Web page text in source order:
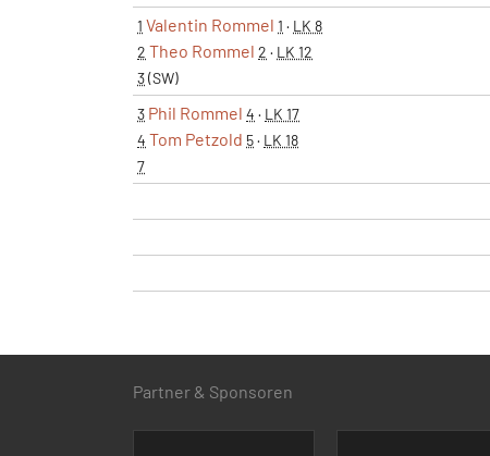
1 Valentin Rommel 1 · LK 8
2 Theo Rommel 2 · LK 12
3(SW)
3 Phil Rommel 4 · LK 17
4 Tom Petzold 5· LK 18
7
Partner & Sponsoren